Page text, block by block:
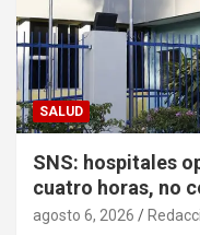
SALUD
SNS: hospitales
cuatro horas, no
agosto 6, 2026